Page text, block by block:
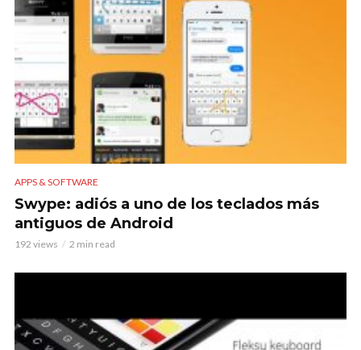
APPS & SOFTWARE
Swype: adiós a uno de los teclados más
antiguos de Android
192 views 2 min read